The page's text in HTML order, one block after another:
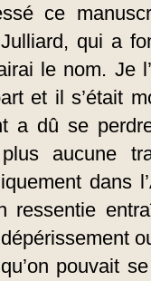
ce
qui a
le nom. Je
et il s’était
a dû se
aucune
dans
ressentie
pouvait